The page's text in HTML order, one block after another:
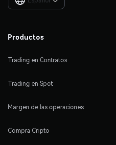
Productos
Trading en Contratos
Trading en Spot
Margen de las operaciones
Compra Cripto